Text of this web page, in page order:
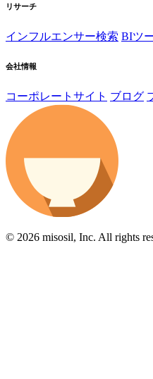
リサーチ
インフルエンサー検索 BIツ
会社情報
コーポレートサイト ブログ
© 2026 misosil, Inc. All rights